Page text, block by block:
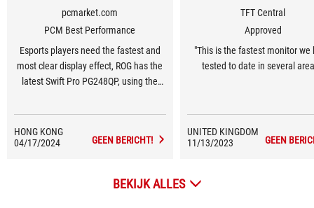
pcmarket.com
PCM Best Performance
Esports players need the fastest and
most clear display effect, ROG has the
latest Swift Pro PG248QP, using the
Combined with comprehensive OSD
Settings and NVIDIA G-SYNC Ultra Low
Motion Blur 2 ultra low shadow
screen. However, its professional
HONG KONG
04/17/2024
GEEN BERICHT!
TFT Central
Approved
"This is the fastest monitor we
tested to date in several
UNITED KINGDOM
11/13/2023
GEEN
BEKIJK ALLES